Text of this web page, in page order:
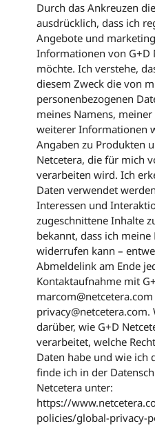
Durch das Ankreuzen
ausdrücklich, dass ich
Angebote und
Informationen von G+D
möchte. Ich verstehe,
diesem Zweck die von
personenbezogenen
meines Namens,
weiterer Informationen
Angaben zu Produkten
Netcetera, die für mich
verarbeiten wird. Ich
Daten verwendet
Interessen und
zugeschnittene Inhalte
bekannt, dass ich
widerrufen kann –
Abmeldelink am Ende
Kontaktaufnahme mit
darüber, wie G+D
verarbeitet, welche
Daten habe und wie ich
finde ich in der
Netcetera unter:
https://
policies/global-privacy-